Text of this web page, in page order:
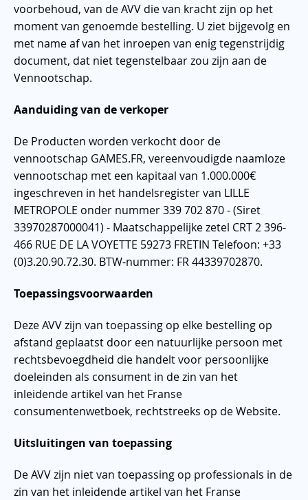
voorbehoud, van de AVV die van kracht zijn op het
moment van genoemde bestelling. U ziet bijgevolg en
met name af van het inroepen van enig tegenstrijdig
document, dat niet tegenstelbaar zou zijn aan de
Vennootschap.
Aanduiding van de verkoper
De Producten worden verkocht door de
vennootschap GAMES.FR, vereenvoudigde naamloze
vennootschap met een kapitaal van 1.000.000€
ingeschreven in het handelsregister van LILLE
METROPOLE onder nummer 339 702 870 - (Siret
33970287000041) - Maatschappelijke zetel CRT 2 396-
466 RUE DE LA VOYETTE 59273 FRETIN Telefoon: +33
(0)3.20.90.72.30. BTW-nummer: FR 44339702870.
Toepassingsvoorwaarden
Deze AVV zijn van toepassing op elke bestelling op
afstand geplaatst door een natuurlijke persoon met
rechtsbevoegdheid die handelt voor persoonlijke
doeleinden als consument in de zin van het
inleidende artikel van het Franse
consumentenwetboek, rechtstreeks op de Website.
Uitsluitingen van toepassing
De AVV zijn niet van toepassing op professionals in de
zin van het inleidende artikel van het Franse